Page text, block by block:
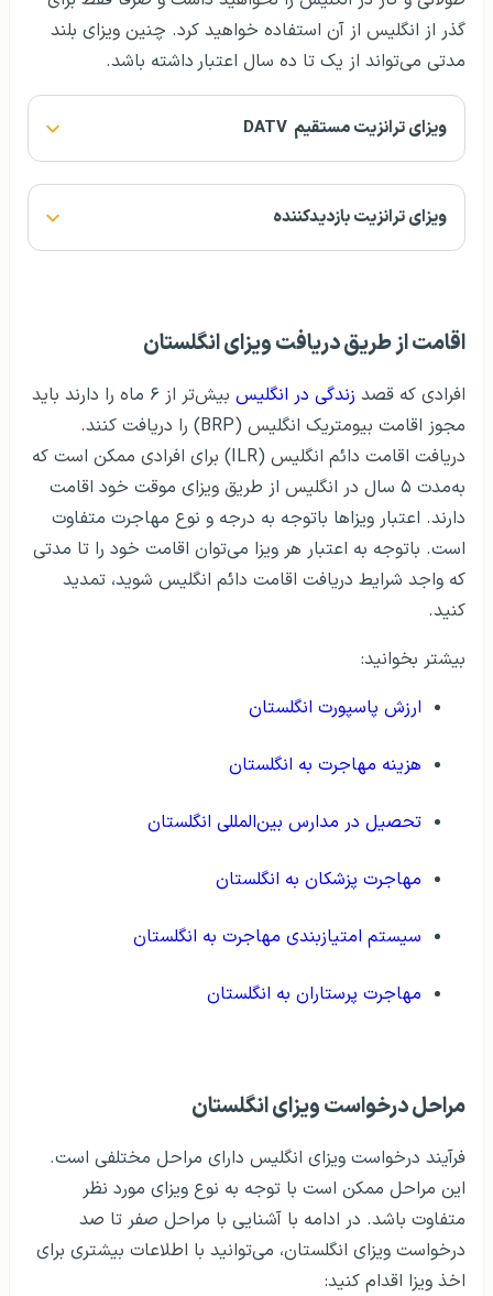
گذر از انگلیس از آن استفاده خواهید کرد. چنین ویزای بلند
مدتی می‌تواند از یک تا ده سال اعتبار داشته باشد.
ویزای ترانزیت مستقیم DATV
ویزای ترانزیت بازدیدکننده
اقامت از طریق دریافت ویزای انگلستان
افرادی که قصد زندگی در انگلیس
بیش‌تر از ۶ ماه را دارند باید
مجوز اقامت بیومتریک انگلیس (BRP) را دریافت کنند.
دریافت اقامت دائم انگلیس (ILR) برای افرادی ممکن است که
به‌مدت ۵ سال در انگلیس از طریق ویزای موقت خود اقامت
دارند. اعتبار ویزاها باتوجه به درجه و نوع مهاجرت متفاوت
است. باتوجه به اعتبار هر ویزا می‌توان اقامت خود را تا مدتی
که واجد شرایط دریافت اقامت دائم انگلیس شوید، تمدید
کنید.
بیشتر بخوانید:
ارزش پاسپورت انگلستان
هزینه مهاجرت به انگلستان
تحصیل در مدارس بین‌المللی انگلستان
مهاجرت پزشکان به انگلستان
سیستم امتیازبندی مهاجرت به انگلستان
مهاجرت پرستاران به انگلستان
مراحل درخواست ویزای انگلستان
فرآیند درخواست ویزای انگلیس دارای مراحل مختلفی است.
این مراحل ممکن است با توجه به نوع ویزای مورد نظر
متفاوت باشد. در ادامه با آشنایی با مراحل صفر تا صد
درخواست ویزای انگلستان، می‌توانید با اطلاعات بیشتری برای
اخذ ویزا اقدام کنید: